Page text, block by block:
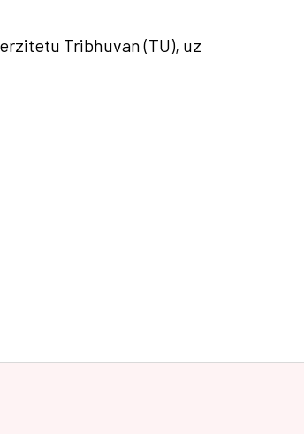
Tribhuvan (TU), uz